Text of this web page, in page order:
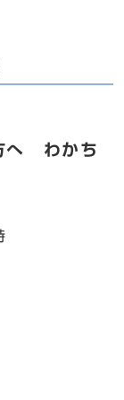
へ わかち